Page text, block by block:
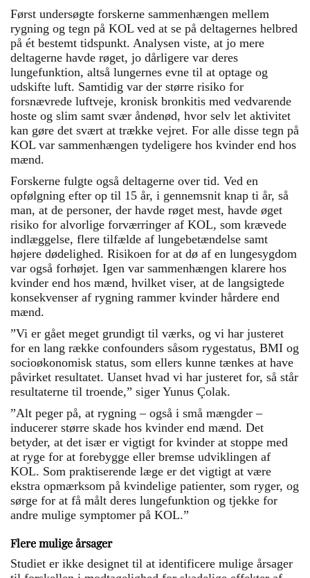
Først undersøgte forskerne sammenhængen mellem
rygning og tegn på KOL ved at se på deltagernes helbred
på ét bestemt tidspunkt. Analysen viste, at jo mere
deltagerne havde røget, jo dårligere var deres
lungefunktion, altså lungernes evne til at optage og
udskifte luft. Samtidig var der større risiko for
forsnævrede luftveje, kronisk bronkitis med vedvarende
hoste og slim samt svær åndenød, hvor selv let aktivitet
kan gøre det svært at trække vejret. For alle disse tegn på
KOL var sammenhængen tydeligere hos kvinder end hos
mænd.
Forskerne fulgte også deltagerne over tid. Ved en
opfølgning efter op til 15 år, i gennemsnit knap ti år, så
man, at de personer, der havde røget mest, havde øget
risiko for alvorlige forværringer af KOL, som krævede
indlæggelse, flere tilfælde af lungebetændelse samt
højere dødelighed. Risikoen for at dø af en lungesygdom
var også forhøjet. Igen var sammenhængen klarere hos
kvinder end hos mænd, hvilket viser, at de langsigtede
konsekvenser af rygning rammer kvinder hårdere end
mænd.
”Vi er gået meget grundigt til værks, og vi har justeret
for en lang række confounders såsom rygestatus, BMI og
socioøkonomisk status, som ellers kunne tænkes at have
påvirket resultatet. Uanset hvad vi har justeret for, så står
resultaterne til troende,” siger Yunus Çolak.
”Alt peger på, at rygning – også i små mængder –
inducerer større skade hos kvinder end mænd. Det
betyder, at det især er vigtigt for kvinder at stoppe med
at ryge for at forebygge eller bremse udviklingen af
KOL. Som praktiserende læge er det vigtigt at være
ekstra opmærksom på kvindelige patienter, som ryger, og
sørge for at få målt deres lungefunktion og tjekke for
andre mulige symptomer på KOL.”
Flere mulige årsager
Studiet er ikke designet til at identificere mulige årsager